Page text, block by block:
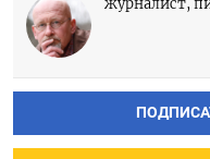
журналист,